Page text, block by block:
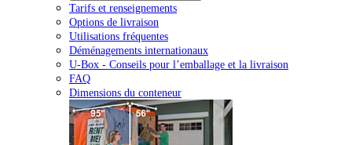
Tarifs et renseignements
Options de livraison
Utilisations fréquentes
Déménagements internationaux
U-Box - Conseils pour l’emballage et la livraison
FAQ
Dimensions du conteneur